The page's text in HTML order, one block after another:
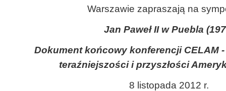
Warszawie zapraszają na
Jan Paweł II w Puebla
Dokument końcowy konferencji CELAM
teraźniejszości i przyszłości
8 listopada 2012 r.